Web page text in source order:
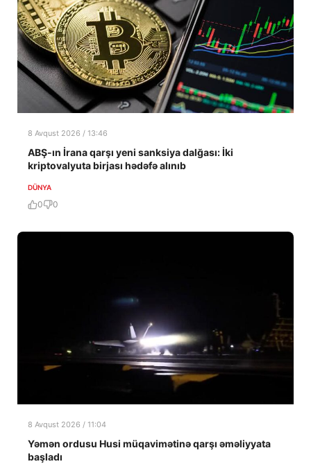
8 Avqust 2026 / 13:46
ABŞ-ın İrana qarşı yeni sanksiya dalğası: İki
kriptovalyuta birjası hədəfə alınıb
DÜNYA
0 0
8 Avqust 2026 / 11:04
Yəmən ordusu Husi müqavimətinə qarşı əməliyyata
başladı